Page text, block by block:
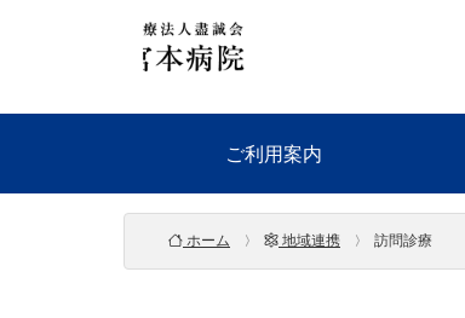
ご利用案内
ホーム 地域連携 訪問診療